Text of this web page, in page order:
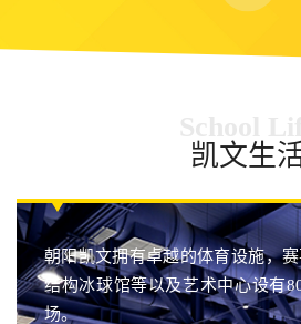
凯文生
朝阳凯文拥有卓越的体育设施，
结构冰球馆等以及艺术中心设有
场。